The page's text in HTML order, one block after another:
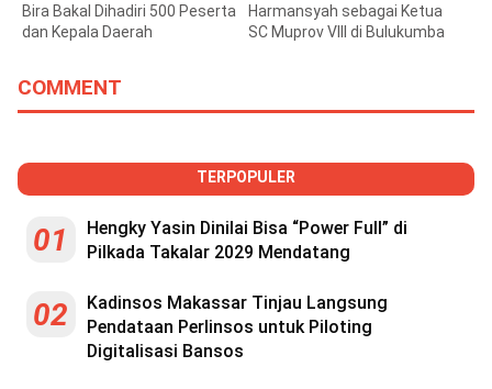
Bira Bakal Dihadiri 500 Peserta
dan Kepala Daerah
Harmansyah sebagai Ketua
SC Muprov VIII di Bulukumba
COMMENT
TERPOPULER
01
Hengky Yasin Dinilai Bisa “Power Full” di
Pilkada Takalar 2029 Mendatang
02
Kadinsos Makassar Tinjau Langsung
Pendataan Perlinsos untuk Piloting
Digitalisasi Bansos